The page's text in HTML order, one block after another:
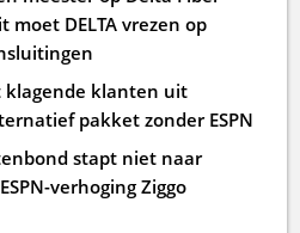
moet DELTA vrezen op
klagende klanten uit
pakket zonder ESPN
stapt niet naar
verhoging Ziggo